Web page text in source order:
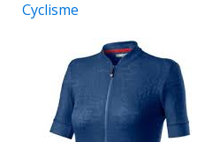
Cyclisme